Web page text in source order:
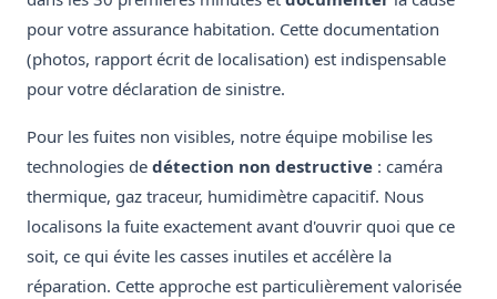
pour votre assurance habitation. Cette documentation
(photos, rapport écrit de localisation) est indispensable
pour votre déclaration de sinistre.
Pour les fuites non visibles, notre équipe mobilise les
technologies de détection non destructive : caméra
thermique, gaz traceur, humidimètre capacitif. Nous
localisons la fuite exactement avant d'ouvrir quoi que ce
soit, ce qui évite les casses inutiles et accélère la
réparation. Cette approche est particulièrement valorisée